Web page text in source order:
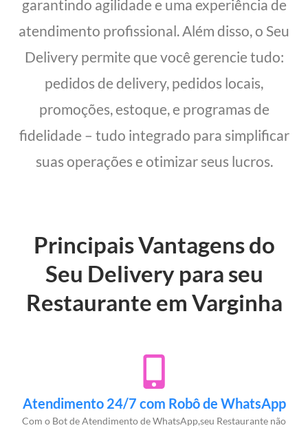
garantindo agilidade e uma experiência de
atendimento profissional. Além disso, o Seu
Delivery permite que você gerencie tudo:
pedidos de delivery, pedidos locais,
promoções, estoque, e programas de
fidelidade – tudo integrado para simplificar
suas operações e otimizar seus lucros.
Principais Vantagens do
Seu Delivery para seu
Restaurante em Varginha
Atendimento 24/7 com Robô de WhatsApp
Com o Bot de Atendimento de WhatsApp,seu Restaurante não